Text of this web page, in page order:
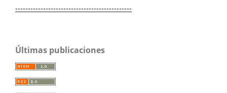
----------------------------------------------
Últimas publicaciones